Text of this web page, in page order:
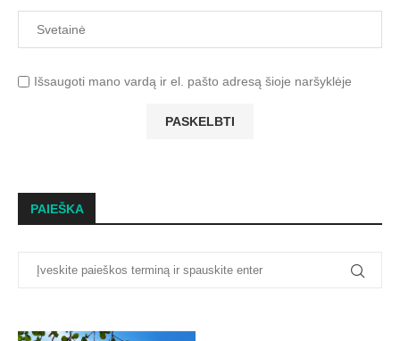
Išsaugoti mano vardą ir el. pašto adresą šioje naršyklėje
PAIEŠKA